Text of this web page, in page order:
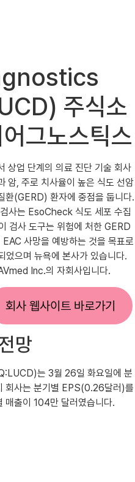
주식소
그노스틱스
업 단계의 의료 진단 기술 회사
암, 주로 치사율이 높은 식도 선암
환(GERD) 환자에 중점을 둡니다.
사는 EsoCheck 식도 세포 수집
검사 도구는 위험에 처한 GERD
사망을 예방하는 것을 목표로
으며 뉴욕에 본사가 있습니다.
Inc.의 자회사입니다.
회사 웹사이트 바로가기
망
는 3월 26일 화요일에 분
회사는 분기별 EPS(0.26달러)를
매출이 104만 달러였습니다.